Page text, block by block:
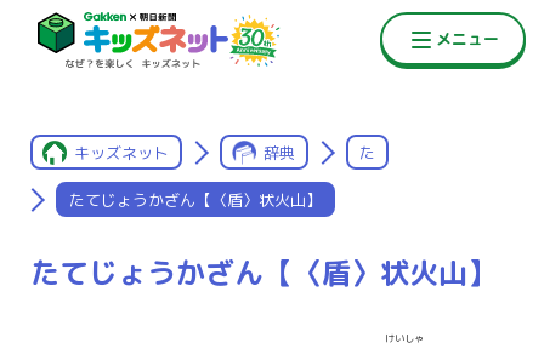
キッズネット 辞典 た
たてじょうかざん【〈盾〉状火山】
たてじょうかざん【〈盾〉状火山】
けいしゃ